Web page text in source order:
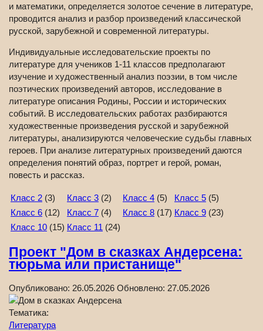
и математики, определяется золотое сечение в литературе,
проводится анализ и разбор произведений классической
русской, зарубежной и современной литературы.
Индивидуальные исследовательские проекты по
литературе для учеников 1-11 классов предполагают
изучение и художественный анализ поэзии, в том числе
поэтических произведений авторов, исследование в
литературе описания Родины, России и исторических
событий. В исследовательских работах разбираются
художественные произведения русской и зарубежной
литературы, анализируются человеческие судьбы главных
героев. При анализе литературных произведений даются
определения понятий образ, портрет и герой, роман,
повесть и рассказ.
Класс 2 (3) Класс 3 (2) Класс 4 (5) Класс 5 (5)
Класс 6 (12) Класс 7 (4) Класс 8 (17) Класс 9 (23)
Класс 10 (15) Класс 11 (24)
Проект "Дом в сказках Андерсена:
тюрьма или пристанище"
Опубликовано: 26.05.2026 Обновлено: 27.05.2026
Тематика:
Литература